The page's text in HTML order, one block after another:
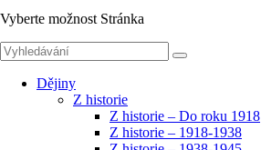
Vyberte možnost Stránka
Dějiny
Z historie
Z historie – Do roku 1918
Z historie – 1918-1938